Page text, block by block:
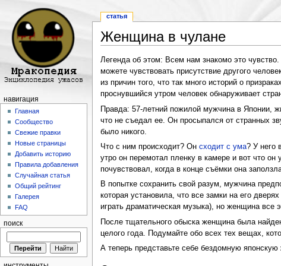
Женщина в чулане
Легенда об этом: Всем нам знакомо это
можете чувствовать присутствие другого
из причин того, что так много историй о
проснувшийся утром человек обнаруживает
Правда: 57-летний пожилой мужчина в Японии,
что не съедал ее. Он просыпался от странных
было никого.
Что с ним происходит? Он сходит с ума? У него
утро он перемотал пленку в камере и вот что
почувствовал, когда в конце съёмки она
В попытке сохранить свой разум, мужчина
которая установила, что все замки на его
играть драматическая музыка), но женщина все
После тщательного обыска женщина была
целого года. Подумайте обо всех тех вещах,
А теперь представьте себе бездомную
статья
навигация
Главная
Сообщество
Свежие правки
Новые страницы
Добавить историю
Правила добавления
Случайная статья
Общий рейтинг
Галерея
FAQ
поиск